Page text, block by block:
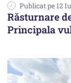
Publicat pe 12
Răsturnare
Principala